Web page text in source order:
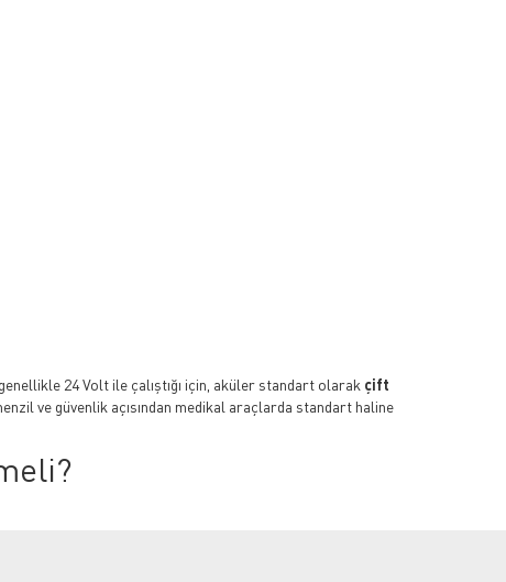
24 Volt ile çalıştığı için, aküler standart olarak çift
ve güvenlik açısından medikal araçlarda standart haline